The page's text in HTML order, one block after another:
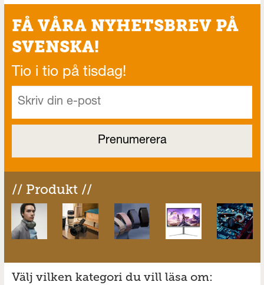
FÅ VÅRA NYHETSBREV PÅ
SVENSKA!
Tio i tio på tisdag!
// Produkt //
Välj vilken kategori du vill läsa om: